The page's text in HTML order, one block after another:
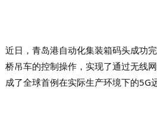
近日，青岛港自动化集装箱码头成功
桥吊车的控制操作， 实现了通过无线
成了全球首例在实际生产环境下的5G